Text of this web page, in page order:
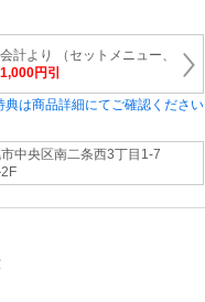
計より （セットメニュー、
1,000円引
典は商品詳細にてご確認ください
中央区南二条西3丁目1-7